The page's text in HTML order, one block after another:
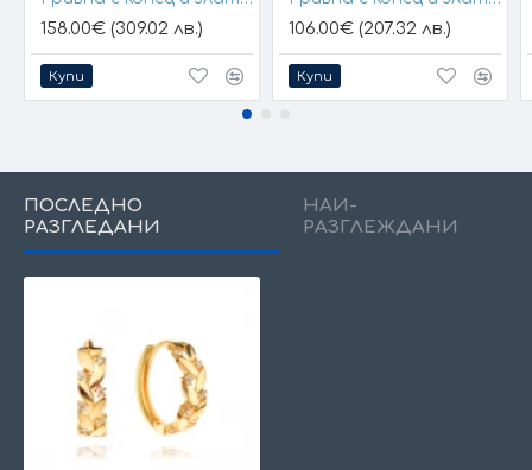
158.00€ (309.02 лв.)
Купи
106.00€ (207.32 лв.)
Купи
ПОСЛЕДНО
РАЗГЛЕДАНИ
НАЙ-
РАЗГЛЕЖДАНИ